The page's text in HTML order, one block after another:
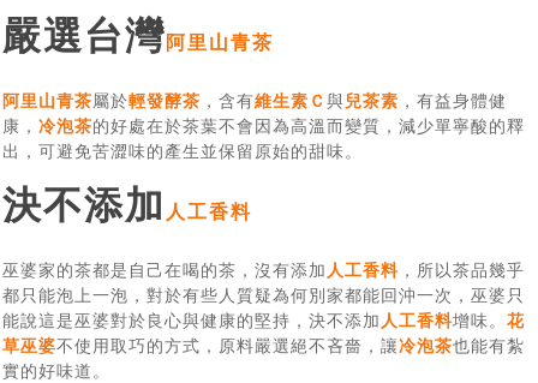
嚴選台灣阿里山青茶
阿里山青茶屬於輕發酵茶 ，含有維生素Ｃ與兒茶素 ，有益身體健
康， 冷泡茶的好處在於茶葉不會因為高溫而變質，減少單寧酸的釋
出，可避免苦澀味的產生並保留原始的甜味。
決不添加 人工香料
巫婆家的茶都是自己在喝的茶，沒有添加 人工香料 ，所以茶品幾乎
都只能泡上一泡，對於有些人質疑為何別家都能回沖一次，巫婆只
能說這是巫婆對於良心與健康的堅持，決不添加 人工香料增味。 花
草巫婆不使用取巧的方式，原料嚴選絕不吝嗇，讓冷泡茶也能有紮
實的好味道。